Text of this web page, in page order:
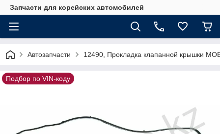
Запчасти для корейских автомобилей
Автозапчасти 12490, Прокладка клапанной крышки
Подбор по VIN-коду